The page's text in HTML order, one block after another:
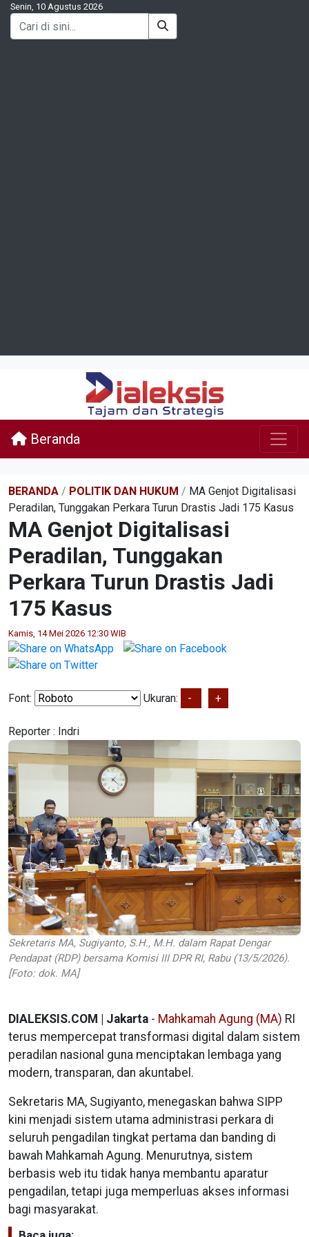
Senin, 10 Agustus 2026
Beranda
BERANDA / POLITIK DAN HUKUM / MA Genjot Digitalisasi
Peradilan, Tunggakan Perkara Turun Drastis Jadi 175 Kasus
MA Genjot Digitalisasi
Peradilan, Tunggakan
Perkara Turun Drastis Jadi
175 Kasus
Kamis, 14 Mei 2026 12:30 WIB
Font: Ukuran: - +
Reporter : Indri
Sekretaris MA, Sugiyanto, S.H., M.H. dalam Rapat Dengar
Pendapat (RDP) bersama Komisi III DPR RI, Rabu (13/5/2026).
[Foto: dok. MA]
DIALEKSIS.COM | Jakarta - Mahkamah Agung (MA) RI
terus mempercepat transformasi digital dalam sistem
peradilan nasional guna menciptakan lembaga yang
modern, transparan, dan akuntabel.
Sekretaris MA, Sugiyanto, menegaskan bahwa SIPP
kini menjadi sistem utama administrasi perkara di
seluruh pengadilan tingkat pertama dan banding di
bawah Mahkamah Agung. Menurutnya, sistem
berbasis web itu tidak hanya membantu aparatur
pengadilan, tetapi juga memperluas akses informasi
bagi masyarakat.